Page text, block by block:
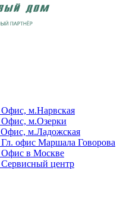
Офис, м.Нарвская
Офис, м.Озерки
Офис, м.Ладожская
Гл. офис Маршала Говорова
Офис в Москве
Сервисный центр